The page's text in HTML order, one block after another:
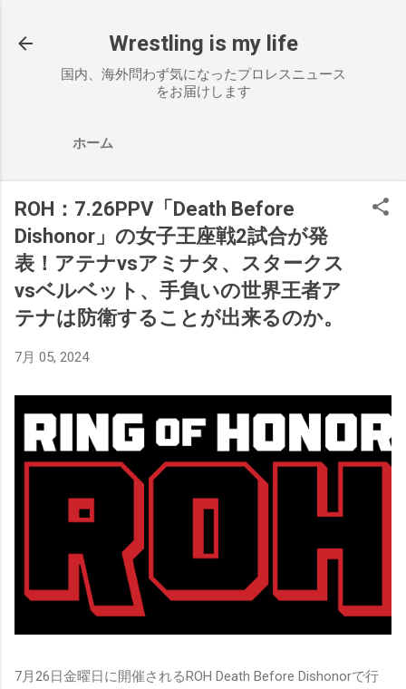
Wrestling is my life
国内、海外問わず気になったプロレスニュース
をお届けします
ホーム
ROH：7.26PPV「Death Before
Dishonor」の女子王座戦2試合が発
表！アテナvsアミナタ、スタークス
vsベルベット、手負いの世界王者ア
テナは防衛することが出来るのか。
7月 05, 2024
7月26日金曜日に開催されるROH Death Before Dishonorで行